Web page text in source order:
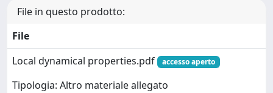
File in questo prodotto:
File
Local dynamical properties.pdf
accesso aperto
Tipologia: Altro materiale allegato